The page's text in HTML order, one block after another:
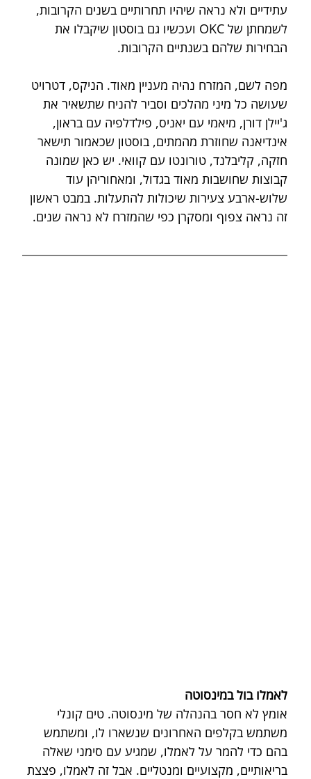
עתידיים ולא נראה שיהיו תחרותיים בשנים הקרובות,
לשמחתן של OKC ועכשיו גם בוסטון שיקבלו את
הבחירות שלהם בשנתיים הקרובות.
מפה לשם, המזרח נהיה מעניין מאוד. הניקס, דטרויט
שעושה כל מיני מהלכים וסביר להניח שתשאיר את
ג'יילן דורן, מיאמי עם יאניס, פילדלפיה עם בראון,
אינדיאנה שחוזרת מהמתים, בוסטון שכאמור תישאר
חזקה, קליבלנד, טורונטו עם קוואי. יש כאן שמונה
קבוצות שחושבות מאוד בגדול, ומאחוריהן עוד
שלוש-ארבע צעירות שיכולות להתעלות. במבט ראשון
זה נראה צפוף ומסקרן כפי שהמזרח לא נראה שנים.
לאמלו בול במינסוטה
אומץ לא חסר בהנהלה של מינסוטה. טים קונלי
משתמש בקלפים האחרונים שנשארו לו, ומשתמש
בהם כדי להמר על לאמלו, שמגיע עם סימני שאלה
בריאותיים, מקצועיים ומנטליים. אבל זה לאמלו, פצצת